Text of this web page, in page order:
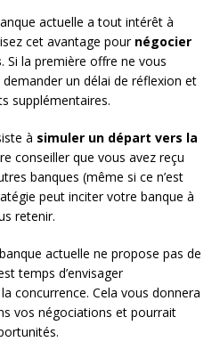
actuelle a tout intérêt à
cet avantage pour négocier
. Si la première offre ne vous
demander un délai de réflexion et
supplémentaires.
à simuler un départ vers la
conseiller que vous avez reçu
banques (même si ce n’est
peut inciter votre banque à
retenir.
actuelle ne propose pas de
temps d’envisager
concurrence. Cela vous donnera
vos négociations et pourrait